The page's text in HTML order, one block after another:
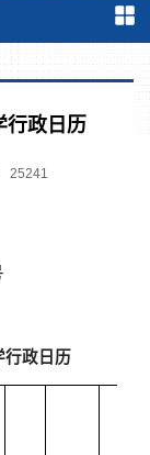
行政日历
25241
行政日历